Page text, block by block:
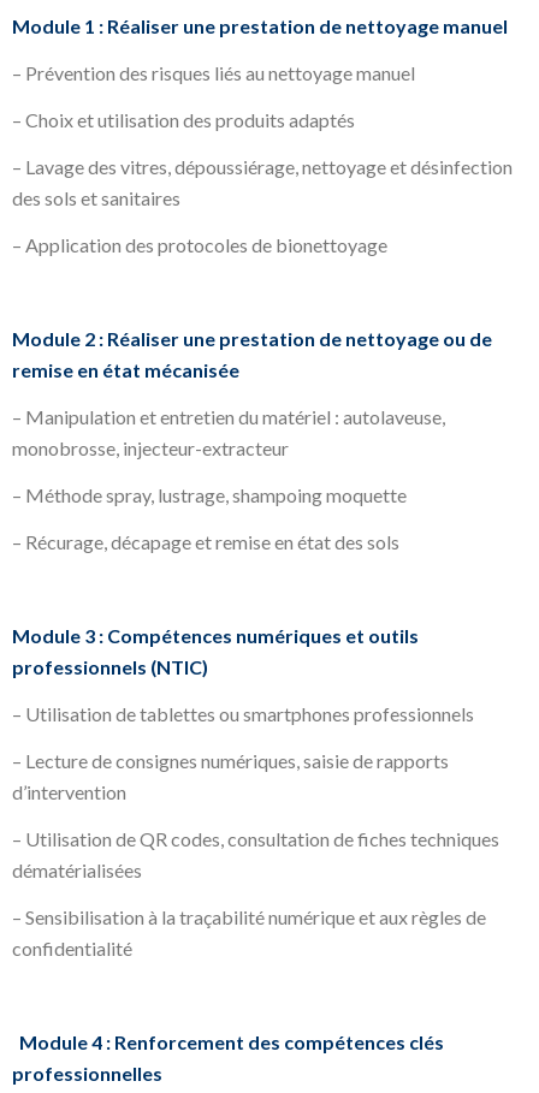
Module 1 : Réaliser une prestation de nettoyage manuel
– Prévention des risques liés au nettoyage manuel
– Choix et utilisation des produits adaptés
– Lavage des vitres, dépoussiérage, nettoyage et désinfection
des sols et sanitaires
– Application des protocoles de bionettoyage
Module 2 : Réaliser une prestation de nettoyage ou de
remise en état mécanisée
– Manipulation et entretien du matériel : autolaveuse,
monobrosse, injecteur-extracteur
– Méthode spray, lustrage, shampoing moquette
– Récurage, décapage et remise en état des sols
Module 3 : Compétences numériques et outils
professionnels (NTIC)
– Utilisation de tablettes ou smartphones professionnels
– Lecture de consignes numériques, saisie de rapports
d’intervention
– Utilisation de QR codes, consultation de fiches techniques
dématérialisées
– Sensibilisation à la traçabilité numérique et aux règles de
confidentialité
Module 4 : Renforcement des compétences clés
professionnelles